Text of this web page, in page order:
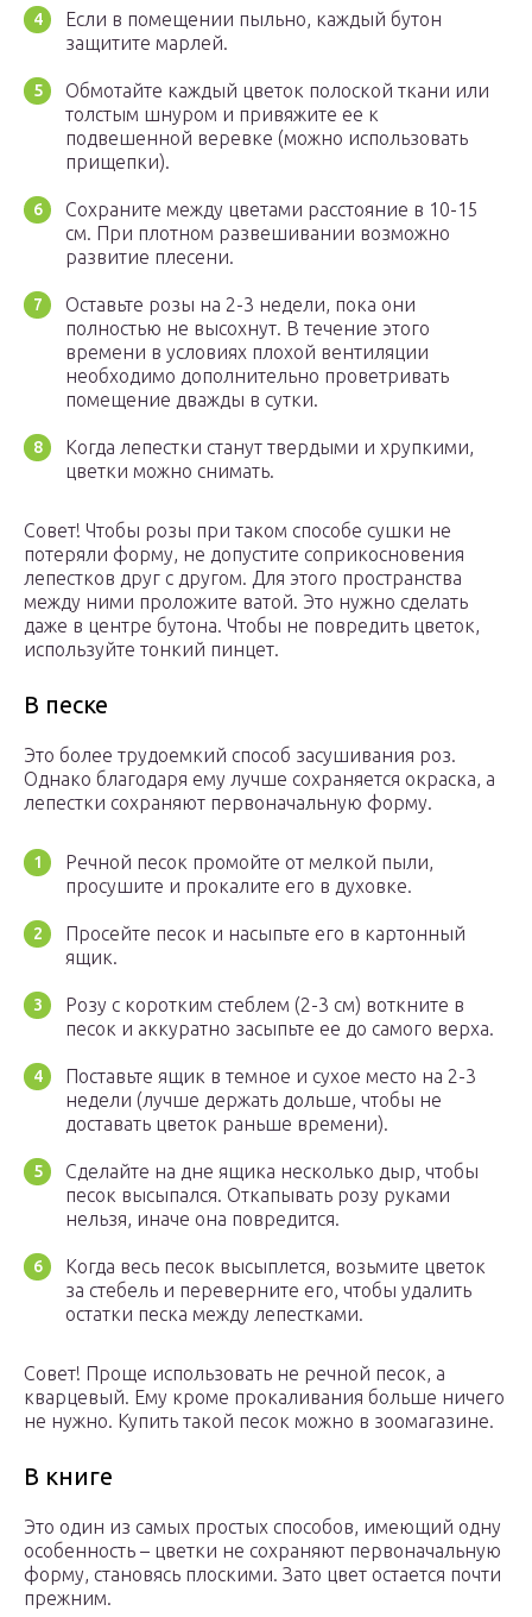
Если в помещении пыльно, каждый бутон
защитите марлей.
Обмотайте каждый цветок полоской ткани или
толстым шнуром и привяжите ее к
подвешенной веревке (можно использовать
прищепки).
Сохраните между цветами расстояние в 10-15
см. При плотном развешивании возможно
развитие плесени.
Оставьте розы на 2-3 недели, пока они
полностью не высохнут. В течение этого
времени в условиях плохой вентиляции
необходимо дополнительно проветривать
помещение дважды в сутки.
Когда лепестки станут твердыми и хрупкими,
цветки можно снимать.
Совет! Чтобы розы при таком способе сушки не
потеряли форму, не допустите соприкосновения
лепестков друг с другом. Для этого пространства
между ними проложите ватой. Это нужно сделать
даже в центре бутона. Чтобы не повредить цветок,
используйте тонкий пинцет.
В песке
Это более трудоемкий способ засушивания роз.
Однако благодаря ему лучше сохраняется окраска, а
лепестки сохраняют первоначальную форму.
Речной песок промойте от мелкой пыли,
просушите и прокалите его в духовке.
Просейте песок и насыпьте его в картонный
ящик.
Розу с коротким стеблем (2-3 см) воткните в
песок и аккуратно засыпьте ее до самого верха.
Поставьте ящик в темное и сухое место на 2-3
недели (лучше держать дольше, чтобы не
доставать цветок раньше времени).
Сделайте на дне ящика несколько дыр, чтобы
песок высыпался. Откапывать розу руками
нельзя, иначе она повредится.
Когда весь песок высыплется, возьмите цветок
за стебель и переверните его, чтобы удалить
остатки песка между лепестками.
Совет! Проще использовать не речной песок, а
кварцевый. Ему кроме прокаливания больше ничего
не нужно. Купить такой песок можно в зоомагазине.
В книге
Это один из самых простых способов, имеющий одну
особенность – цветки не сохраняют первоначальную
форму, становясь плоскими. Зато цвет остается почти
прежним.